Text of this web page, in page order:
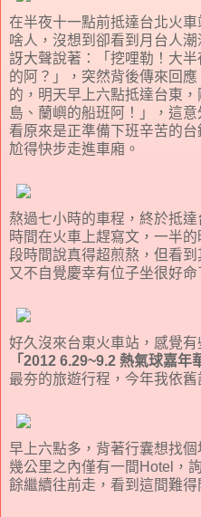
在半夜十一點前抵達台北火
啥人，沒想到卻看到月台人
訝大聲說著：「挖哩勒！大
的阿？」，突然背後傳來回
的，明天早上六點抵達台東
島、蘭嶼的船班阿！」，這
看原來是正準備下班辛苦的
尬得快步走進車廂。
熬過七小時的車程，終於抵
時間在火車上趕寫文，一半
段時間說真得超煎熬，但看
又不自覺慶幸有位子坐很好命
好久沒來台東火車站，感覺
「2012 6.29~9.2 熱氣球嘉年
最夯的旅遊行程，今年我依舊
早上六點多，背著行囊想找
幾公里之內僅有一間Hotel，
餘繼續往前走，看到這間難得